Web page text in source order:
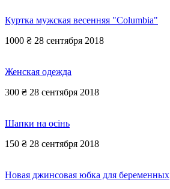
Куртка мужская весенняя "Columbia"
1000 ₴ 28 сентября 2018
Женская одежда
300 ₴ 28 сентября 2018
Шапки на осінь
150 ₴ 28 сентября 2018
Новая джинсовая юбка для беременных